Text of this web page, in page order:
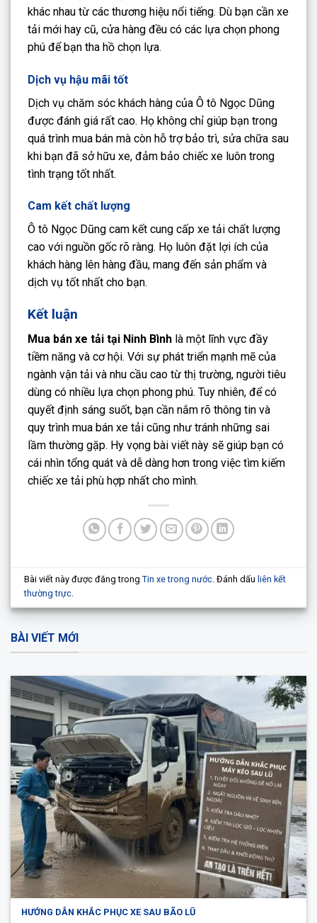
khác nhau từ các thương hiệu nổi tiếng. Dù bạn cần xe
tải mới hay cũ, cửa hàng đều có các lựa chọn phong
phú để bạn tha hồ chọn lựa.
Dịch vụ hậu mãi tốt
Dịch vụ chăm sóc khách hàng của Ô tô Ngọc Dũng
được đánh giá rất cao. Họ không chỉ giúp bạn trong
quá trình mua bán mà còn hỗ trợ bảo trì, sửa chữa sau
khi bạn đã sở hữu xe, đảm bảo chiếc xe luôn trong
tình trạng tốt nhất.
Cam kết chất lượng
Ô tô Ngọc Dũng cam kết cung cấp xe tải chất lượng
cao với nguồn gốc rõ ràng. Họ luôn đặt lợi ích của
khách hàng lên hàng đầu, mang đến sản phẩm và
dịch vụ tốt nhất cho bạn.
Kết luận
Mua bán xe tải tại Ninh Bình là một lĩnh vực đầy
tiềm năng và cơ hội. Với sự phát triển mạnh mẽ của
ngành vận tải và nhu cầu cao từ thị trường, người tiêu
dùng có nhiều lựa chọn phong phú. Tuy nhiên, để có
quyết định sáng suốt, bạn cần nắm rõ thông tin và
quy trình mua bán xe tải cũng như tránh những sai
lầm thường gặp. Hy vọng bài viết này sẽ giúp bạn có
cái nhìn tổng quát và dễ dàng hơn trong việc tìm kiếm
chiếc xe tải phù hợp nhất cho mình.
Bài viết này được đăng trongTin xe trong nước. Đánh dấu liên kết
thường trực.
BÀI VIẾT MỚI
HƯỚNG DẪN KHẮC PHỤC XE SAU BÃO LŨ